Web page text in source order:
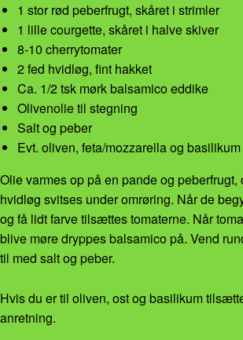
1 stor rød peberfrugt, skåret i strimler
1 lille courgette, skåret i halve skiver
8-10 cherrytomater
2 fed hvidløg, fint hakket
Ca. 1/2 tsk mørk balsamico eddike
Olivenolie til stegning
Salt og peber
Evt. oliven, feta/mozzarella og basilikum
Olie varmes op på en pande og peberfrugt,
hvidløg svitses under omrøring. Når de
og få lidt farve tilsættes tomaterne. Når
blive møre dryppes balsamico på. Vend
til med salt og peber.
Hvis du er til oliven, ost og basilikum
anretning.